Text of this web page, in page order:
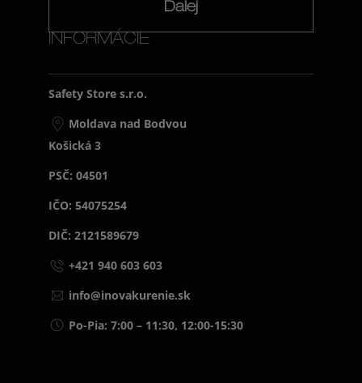
Ďalej
INFORMÁCIE
Safety Store s.r.o.
Moldava nad Bodvou
Košická 3
PSČ: 04501
IČO: 54075254
DIČ: 2121589679
+421 940 603 603
info@inovakurenie.sk
Po-Pia: 7:00 – 11:30, 12:00-15:30